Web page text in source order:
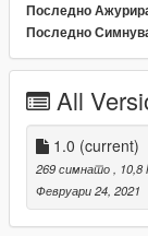
Drag the "livery"
Последно
Последно
All
1.0 (current)
269 симнато, 10,8
Февруари 24, 2021